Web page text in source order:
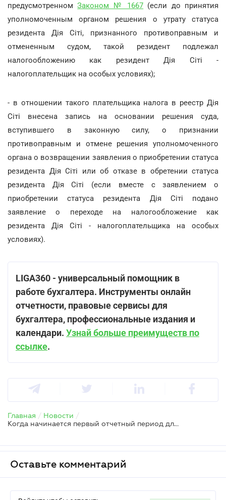
предусмотренномЗаконом № 1667 (если до принятия
уполномоченным органом решения о утрату статуса
резидента Дія Сіті, признанного противоправным и
отмененным судом, такой резидент подлежал
налогообложению как резидент Дія Сіті -
налогоплательщик на особых условиях);
- в отношении такого плательщика налога в реестр Дія
Сіті внесена запись на основании решения суда,
вступившего в законную силу, о признании
противоправным и отмене решения уполномоченного
органа о возвращении заявления о приобретении статуса
резидента Дія Сіті или об отказе в обретении статуса
резидента Дія Сіті (если вместе с заявлением о
приобретении статуса резидента Дія Сіті подано
заявление о переходе на налогообложение как
резидента Дія Сіті - налогоплательщика на особых
условиях).
LIGA360 - универсальный помощник в
работе бухгалтера. Инструменты онлайн
отчетности, правовые сервисы для
бухгалтера, профессиональные издания и
календари. Узнай больше преимуществ по
ссылке.
Главная / Новости /
Когда начинается первый отчетный период для резидента Дія Сіті – плательщика налога на особых условиях
Оставьте комментарий